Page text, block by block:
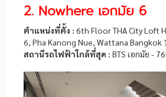
2. Nowhere เอกมัย 6
ตำแหน่งที่ตั้ง : 6th Floor THA City Loft
6, Pha Kanong Nue, Wattana Bangkok
สถานีรถไฟฟ้าใกล้ที่สุด : BTS เอกมัย -